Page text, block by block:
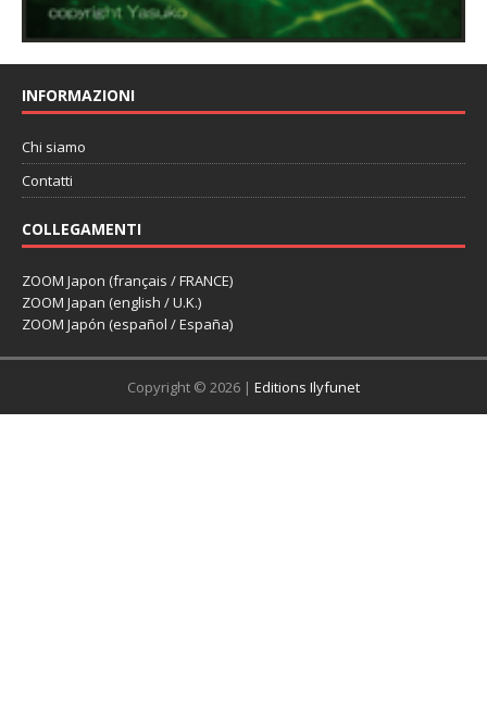
INFORMAZIONI
Chi siamo
Contatti
COLLEGAMENTI
ZOOM Japon (français / FRANCE)
ZOOM Japan (english / U.K.)
ZOOM Japón (español / España)
Copyright © 2026 | Editions Ilyfunet